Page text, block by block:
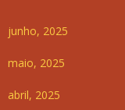
junho, 2025
maio, 2025
abril, 2025